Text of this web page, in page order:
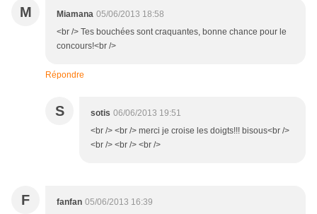
M Miamana 05/06/2013 18:58
<br /> Tes bouchées sont craquantes, bonne chance pour le
concours!<br />
Répondre
S sotis 06/06/2013 19:51
<br /> <br /> merci je croise les doigts!!! bisous<br />
<br /> <br /> <br />
F fanfan 05/06/2013 16:39